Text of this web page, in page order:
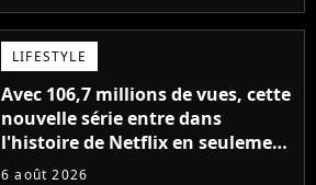
LIFESTYLE
Avec 106,7 millions de vues, cette
nouvelle série entre dans
l'histoire de Netflix en seulement
48 jours
6 août 2026